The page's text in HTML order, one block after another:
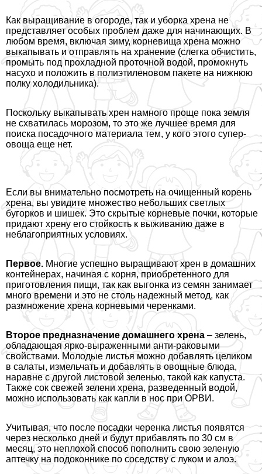
Как выращивание в огороде, так и уборка хрена не
представляет особых проблем даже для начинающих. В
любом время, включая зиму, корневища хрена можно
выкапывать и отправлять на хранение (слегка обчистить,
промыть под прохладной проточной водой, промокнуть
насухо и положить в полиэтиленовом пакете на нижнюю
полку холодильника).
Поскольку выкапывать хрен намного проще пока земля
не схватилась морозом, то это же лучшее время для
поиска посадочного материала тем, у кого этого супер-
овоща еще нет.
Если вы внимательно посмотреть на очищенный корень
хрена, вы увидите множество небольших светлых
бугорков и шишек. Это скрытые корневые почки, которые
придают хрену его стойкость к выживанию даже в
нeблагоприятных условиях.
Первое. Многие успешно выращивают хрен в домашних
контейнерах, начиная с корня, приобретенного для
приготовления пищи, так как выгонка из семян занимает
много времени и это не столь надежный метод, как
размножение хрена корневыми черенками.
Второе предназначение домашнего хрена – зелень,
обладающая ярко-выраженными анти-paковыми
свойствами. Молодые листья можно добавлять целиком
в салаты, измельчать и добавлять в овощные блюда,
наравне с другой листовой зеленью, такой как капуста.
Также сок свежей зелени хрена, разведенный водой,
можно использовать как капли в нос при ОРВИ.
Учитывая, что после посадки черенка листья появятся
через несколько дней и будут прибавлять по 30 см в
месяц, это неплохой способ пополнить свою зеленую
аптечку на подоконнике по соседству с луком и алоэ.